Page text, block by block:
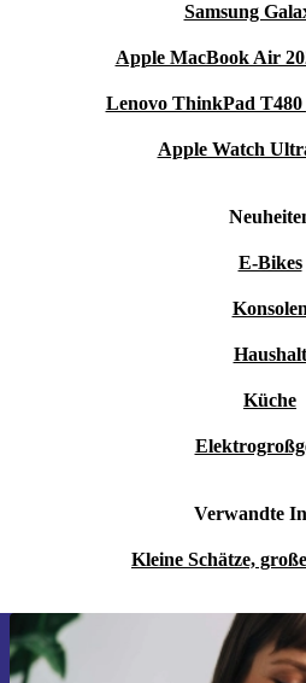
Samsung
Apple MacBook Air
Lenovo ThinkPad T480
Apple Watch
E-Bikes
Konsolen
Haushalt
Küche
Verwandte
Kleine Schätze,
Erstmals zum